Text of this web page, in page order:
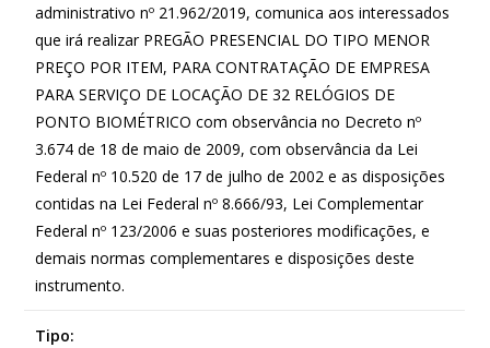
administrativo nº 21.962/2019, comunica aos interessados
que irá realizar PREGÃO PRESENCIAL DO TIPO MENOR
PREÇO POR ITEM, PARA CONTRATAÇÃO DE EMPRESA
PARA SERVIÇO DE LOCAÇÃO DE 32 RELÓGIOS DE
PONTO BIOMÉTRICO com observância no Decreto nº
3.674 de 18 de maio de 2009, com observância da Lei
Federal nº 10.520 de 17 de julho de 2002 e as disposições
contidas na Lei Federal nº 8.666/93, Lei Complementar
Federal nº 123/2006 e suas posteriores modificações, e
demais normas complementares e disposições deste
instrumento.
Tipo: